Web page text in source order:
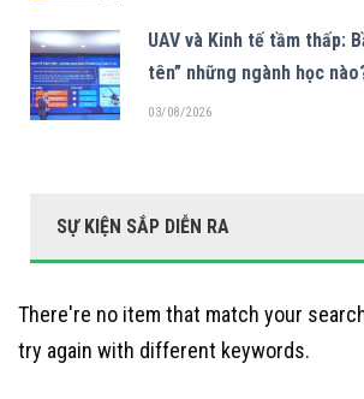
UAV và Kinh tế tầm thấp:
tên” những ngành học
03/08/2026
SỰ KIỆN SẮP DIỄN RA
There're no item that match your
try again with different keywords.